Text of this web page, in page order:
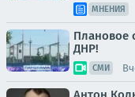
МНЕНИЯ
Плановое
ДНР!
СМИ